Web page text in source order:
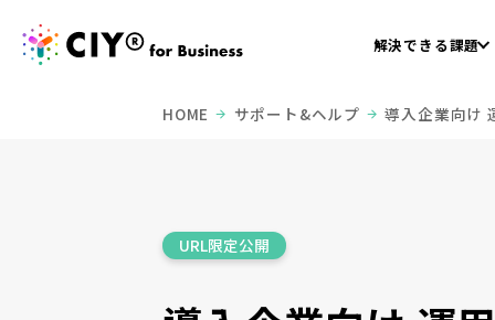
解決できる課題
HOME サポート&ヘルプ 導入企業向け
URL限定公開